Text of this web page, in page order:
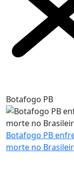
Botafogo PB
Botafogo PB
morte no